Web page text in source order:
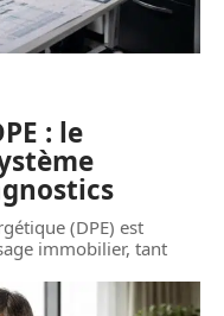
: le
(DPE) est
immobilier, tant